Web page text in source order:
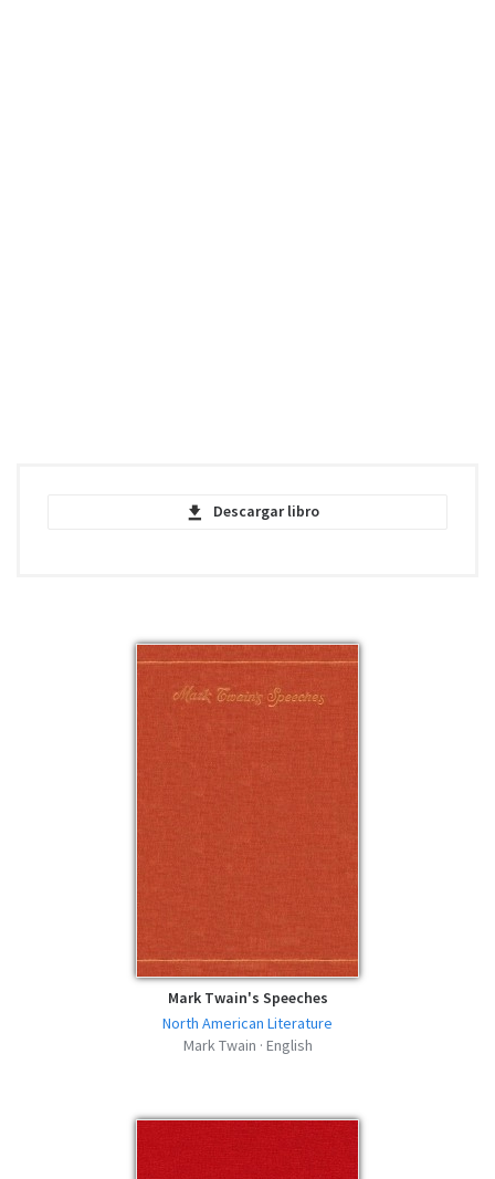
Descargar libro
Moments with Mark Twain selected by
Albert Bigelow Paine - EPUB
epub | 529.15 KB | 452 descargas
Moments with Mark Twain selected by
mobi | 614.18 KB | 388 descargas
Albert Bigelow Paine - FB2
fb2 | 837.61 KB | 829 descargas
Moments with Mark Twain selected by
Mark Twain's Speeches
North American Literature
Mark Twain · English